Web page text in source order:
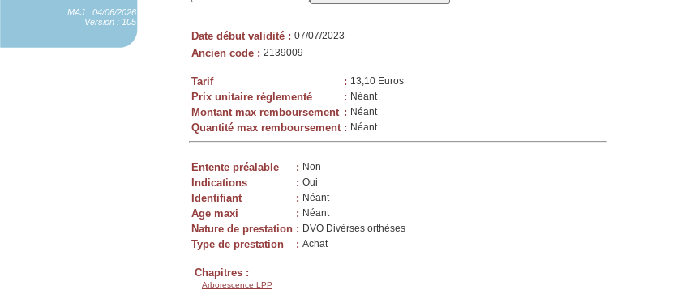
MAJ : 04/06/2026
Version : 105
Date début validité : 07/07/2023
Ancien code : 2139009
Tarif : 13,10 Euros
Prix unitaire réglementé : Néant
Montant max remboursement : Néant
Quantité max remboursement : Néant
Entente préalable : Non
Indications : Oui
Identifiant : Néant
Age maxi : Néant
Nature de prestation : DVO Divèrses orthèses
Type de prestation : Achat
Chapitres :
Arborescence LPP